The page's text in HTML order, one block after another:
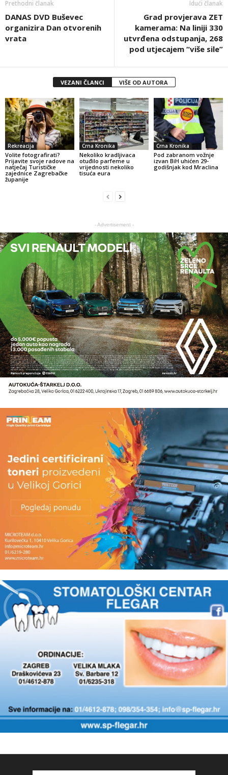
Prethodni članak
DANAS DVD Buševec
organizira Dan otvorenih
vrata
Idući članak
Grad provjerava ZET
kamerama: Na liniji 330
utvrđena odstupanja, 268
pod utjecajem “više sile”
VEZANI ČLANCI VIŠE OD AUTORA
Rekreacija
Volite fotografirati?
Prijavite svoje radove na
natječaj Turističke
zajednice Zagrebačke
županije
Crna Kronika
Nekoliko kradljivaca
otuđilo parfeme u
vrijednosti nekoliko
tisuća eura
Crna Kronika
Pod zabranom vožnje
izvan BiH uhićen 29-
godišnjak kod Mraclina
- Advertisement -